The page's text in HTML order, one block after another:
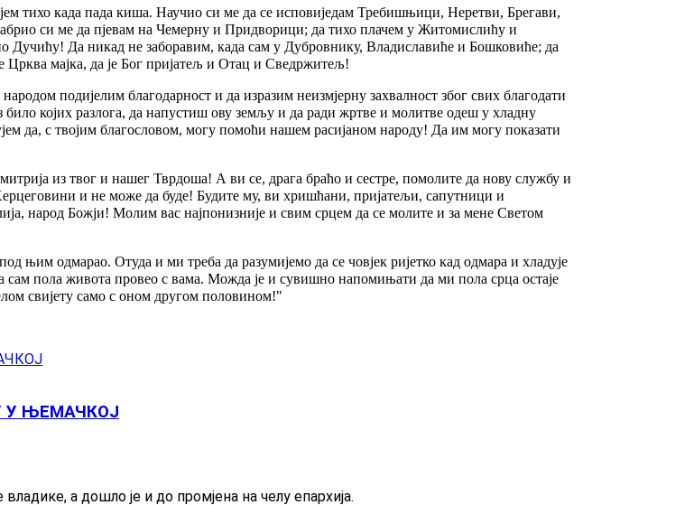
тихо када пада киша. Научио си ме да се исповиједам Требишњици, Неретви, Брегави,
си ме да пјевам на Чемерну и Придворици; да тихо плачем у Житомислићу и
Да никад не заборавим, када сам у Дубровнику, Владиславиће и Бошковиће; да
Црква мајка, да је Бог пријатељ и Отац и Сведржитељ!
подијелим благодарност и да изразим неизмјерну захвалност због свих благодати
којих разлога, да напустиш ову земљу и да ради жртве и молитве одеш у хладну
да, с твојим благословом, могу помоћи нашем расијаном народу! Да им могу показати
из твог и нашег Тврдоша! А ви се, драга браћо и сестре, помолите да нову службу и
и не може да буде! Будите му, ви хришћани, пријатељи, сапутници и
народ Божји! Молим вас најпонизније и свим срцем да се молите и за мене Светом
њим одмарао. Отуда и ми треба да разумијемо да се човјек ријетко кад одмара и хладује
сам пола живота провео с вама. Можда је и сувишно напомињати да ми пола срца остаје
свијету само с оном другом половином!"
У ЊЕМАЧКОЈ
а дошло је и до промјена на челу епархија.